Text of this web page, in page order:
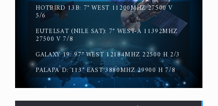
حقيقة المسيح الدجال
HOTBIRD 13B: 7° WEST 11200MHZ 27500 V
5/6
EUTELSAT (NILE SAT): 7° WEST-A 11392MHZ
27500 V 7/8
GALAXY 19: 97° WEST 12184MHZ 22500 H 2/3
PALAPA D: 113° EAST 3880MHZ 29900 H 7/8